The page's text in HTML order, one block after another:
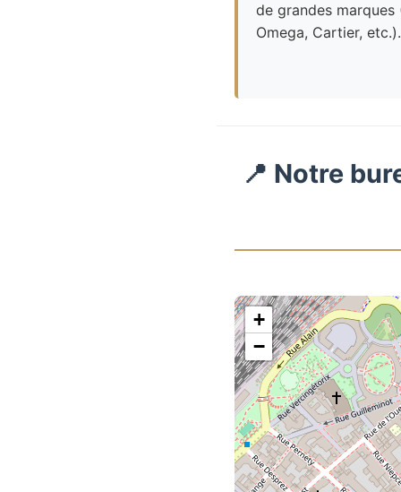
de grandes marques
Omega, Cartier, etc.).
📍 Notre
+
−